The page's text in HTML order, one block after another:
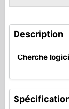
Description
Cherche